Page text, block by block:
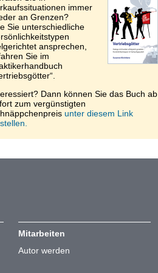
immer
an Grenzen?
Sie unterschiedliche
ansprechen,
Sie im
Dann können Sie das Buch ab
zum vergünstigten
unter diesem Link
Mitarbeiten
Autor werden